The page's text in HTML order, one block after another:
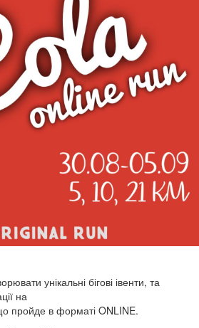
унікальні бігові івенти, та
на
пройде в форматі ONLINE.